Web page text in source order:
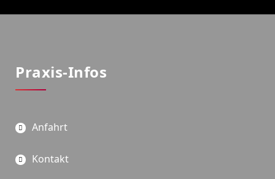
Praxis-Infos
Anfahrt
Kontakt